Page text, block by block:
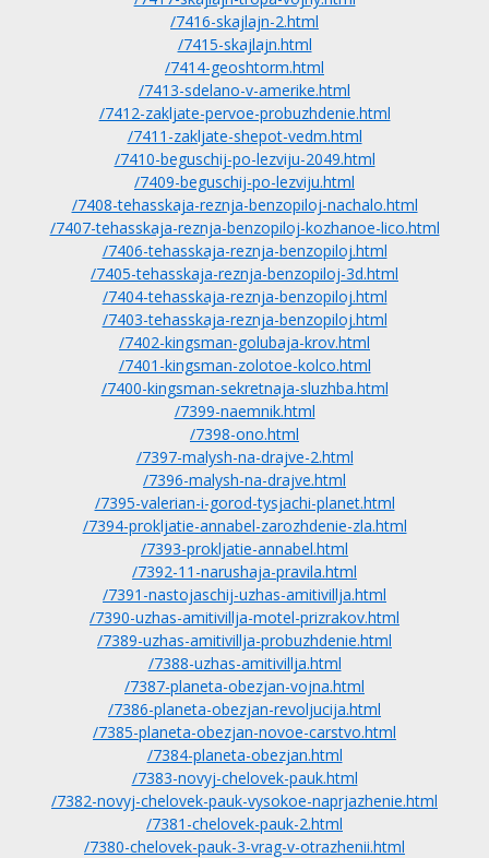
/7416-skajlajn-2.html
/7415-skajlajn.html
/7414-geoshtorm.html
/7413-sdelano-v-amerike.html
/7412-zakljate-pervoe-probuzhdenie.html
/7411-zakljate-shepot-vedm.html
/7410-beguschij-po-lezviju-2049.html
/7409-beguschij-po-lezviju.html
/7408-tehasskaja-reznja-benzopiloj-nachalo.html
/7407-tehasskaja-reznja-benzopiloj-kozhanoe-lico.html
/7406-tehasskaja-reznja-benzopiloj.html
/7405-tehasskaja-reznja-benzopiloj-3d.html
/7404-tehasskaja-reznja-benzopiloj.html
/7403-tehasskaja-reznja-benzopiloj.html
/7402-kingsman-golubaja-krov.html
/7401-kingsman-zolotoe-kolco.html
/7400-kingsman-sekretnaja-sluzhba.html
/7399-naemnik.html
/7398-ono.html
/7397-malysh-na-drajve-2.html
/7396-malysh-na-drajve.html
/7395-valerian-i-gorod-tysjachi-planet.html
/7394-prokljatie-annabel-zarozhdenie-zla.html
/7393-prokljatie-annabel.html
/7392-11-narushaja-pravila.html
/7391-nastojaschij-uzhas-amitivillja.html
/7390-uzhas-amitivillja-motel-prizrakov.html
/7389-uzhas-amitivillja-probuzhdenie.html
/7388-uzhas-amitivillja.html
/7387-planeta-obezjan-vojna.html
/7386-planeta-obezjan-revoljucija.html
/7385-planeta-obezjan-novoe-carstvo.html
/7384-planeta-obezjan.html
/7383-novyj-chelovek-pauk.html
/7382-novyj-chelovek-pauk-vysokoe-naprjazhenie.html
/7381-chelovek-pauk-2.html
/7380-chelovek-pauk-3-vrag-v-otrazhenii.html